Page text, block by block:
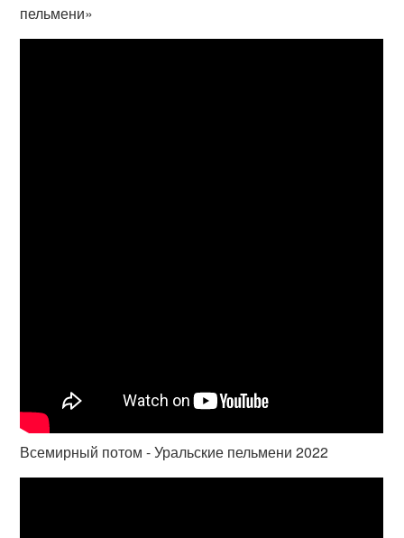
пельмени»
Всемирный потом - Уральские пельмени 2022